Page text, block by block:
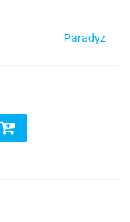
Paradyż